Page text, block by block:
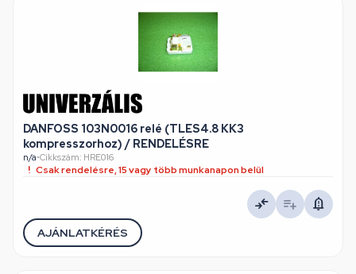
DANFOSS 103N0016 relé (TLES4.8 KK3
kompresszorhoz) / RENDELÉSRE
n/a•Cikkszám: HRE016
Csak rendelésre, 15 vagy több munkanapon belül
AJÁNLATKÉRÉS